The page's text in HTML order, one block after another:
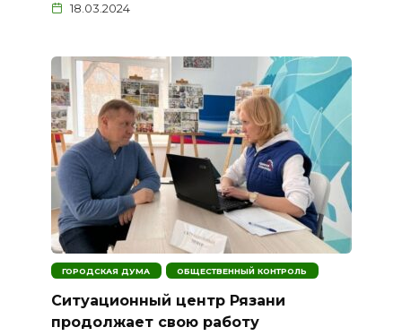
18.03.2024
ГОРОДСКАЯ ДУМА ОБЩЕСТВЕННЫЙ КОНТРОЛЬ
Ситуационный центр Рязани
продолжает свою работу